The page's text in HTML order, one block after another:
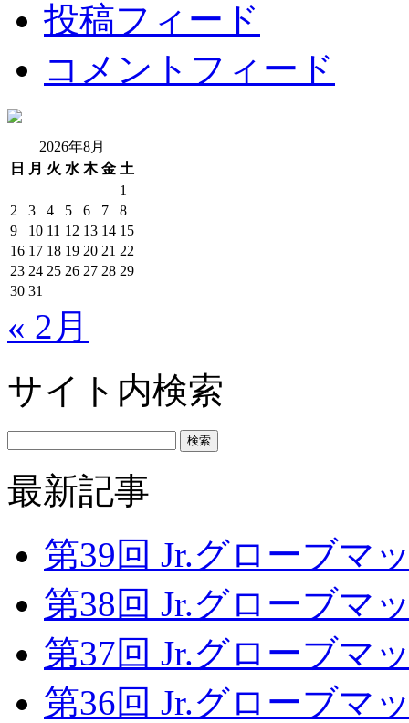
投稿フィード
コメントフィード
2026年8月
日
月 火 水 木 金 土
1
2
3 4 5 6 7
8
9
10 11 12 13 14 15
16 17 18 19 20 21 22
23 24 25 26 27 28 29
30 31
« 2月
サイト内検索
最新記事
第39回 Jr.グローブマ
第38回 Jr.グローブマ
第37回 Jr.グローブマ
第36回 Jr.グローブマ